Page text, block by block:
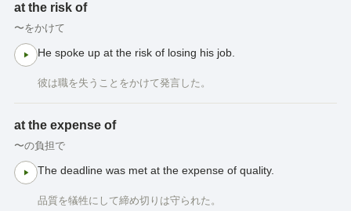
at the risk of
〜をかけて
He spoke up at the risk of losing his job.
彼は職を失うことをかけて発言した。
at the expense of
〜の負担で
The deadline was met at the expense of quality.
品質を犠牲にして締め切りは守られた。